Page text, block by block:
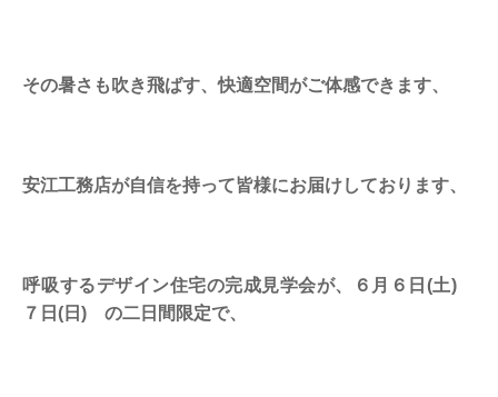
その暑さも吹き飛ばす、快適空間がご体感できます、
安江工務店が自信を持って皆様にお届けしております、
呼吸するデザイン住宅の完成見学会が、６月６日(土)
７日(日) の二日間限定で、